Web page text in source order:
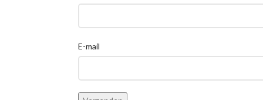
E-mail